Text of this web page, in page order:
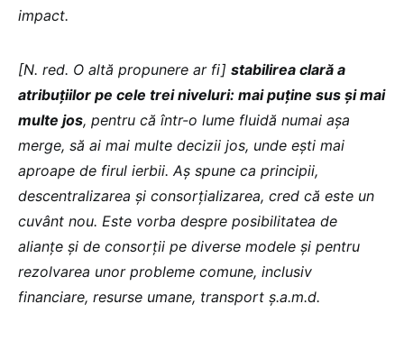
impact.
[N. red. O altă propunere ar fi] stabilirea clară a
atribuțiilor pe cele trei niveluri: mai puține sus și mai
multe jos, pentru că într-o lume fluidă numai așa
merge, să ai mai multe decizii jos, unde ești mai
aproape de firul ierbii. Aș spune ca principii,
descentralizarea și consorțializarea, cred că este un
cuvânt nou. Este vorba despre posibilitatea de
alianțe și de consorții pe diverse modele și pentru
rezolvarea unor probleme comune, inclusiv
financiare, resurse umane, transport ș.a.m.d.